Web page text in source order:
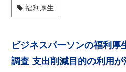
福利厚生
ビジネスパーソンの福利厚
調査 支出削減目的の利用